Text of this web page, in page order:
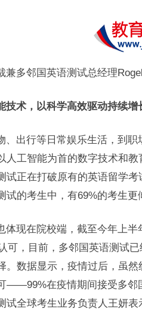
兼多邻国英语测试总经理
技术，以科学高效驱动持续增
、出行等日常娱乐生活，到
工智能为首的数字技术和教
试正在打破原有的英语留学
试的考生中，有69%的考生更
体现在院校端，截至今年上
可，目前，多邻国英语测试
。数据显示，疫情过后，虽
——99%在疫情期间接受多邻
试全球考生业务负责人王妍